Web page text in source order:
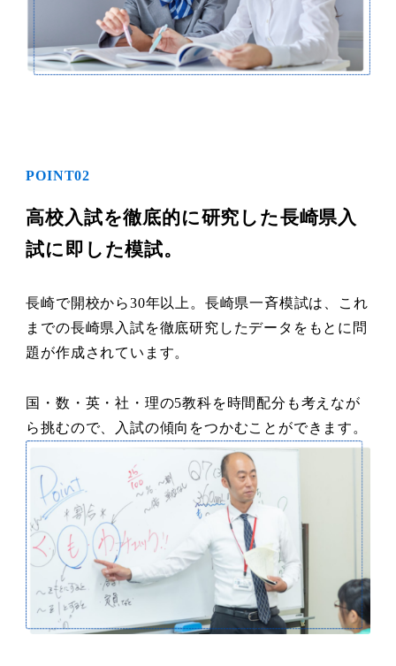
POINT02
高校入試を徹底的に研究した長崎県入
試に即した模試。
長崎で開校から30年以上。長崎県一斉模試は、これ
までの長崎県入試を徹底研究したデータをもとに問
題が作成されています。
国・数・英・社・理の5教科を時間配分も考えなが
ら挑むので、入試の傾向をつかむことができます。